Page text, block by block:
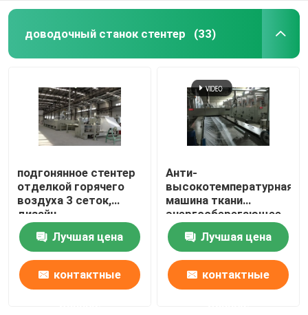
доводочный станок стентер (33)
подгонянное стентер
отделкой горячего
воздуха 3 сеток,
дизайн
очеловечивания
Лучшая цена
контактные
Анти-
высокотемпературная
машина ткани
энергосберегающее
ИСО9001 Стентер
Лучшая цена
контактные